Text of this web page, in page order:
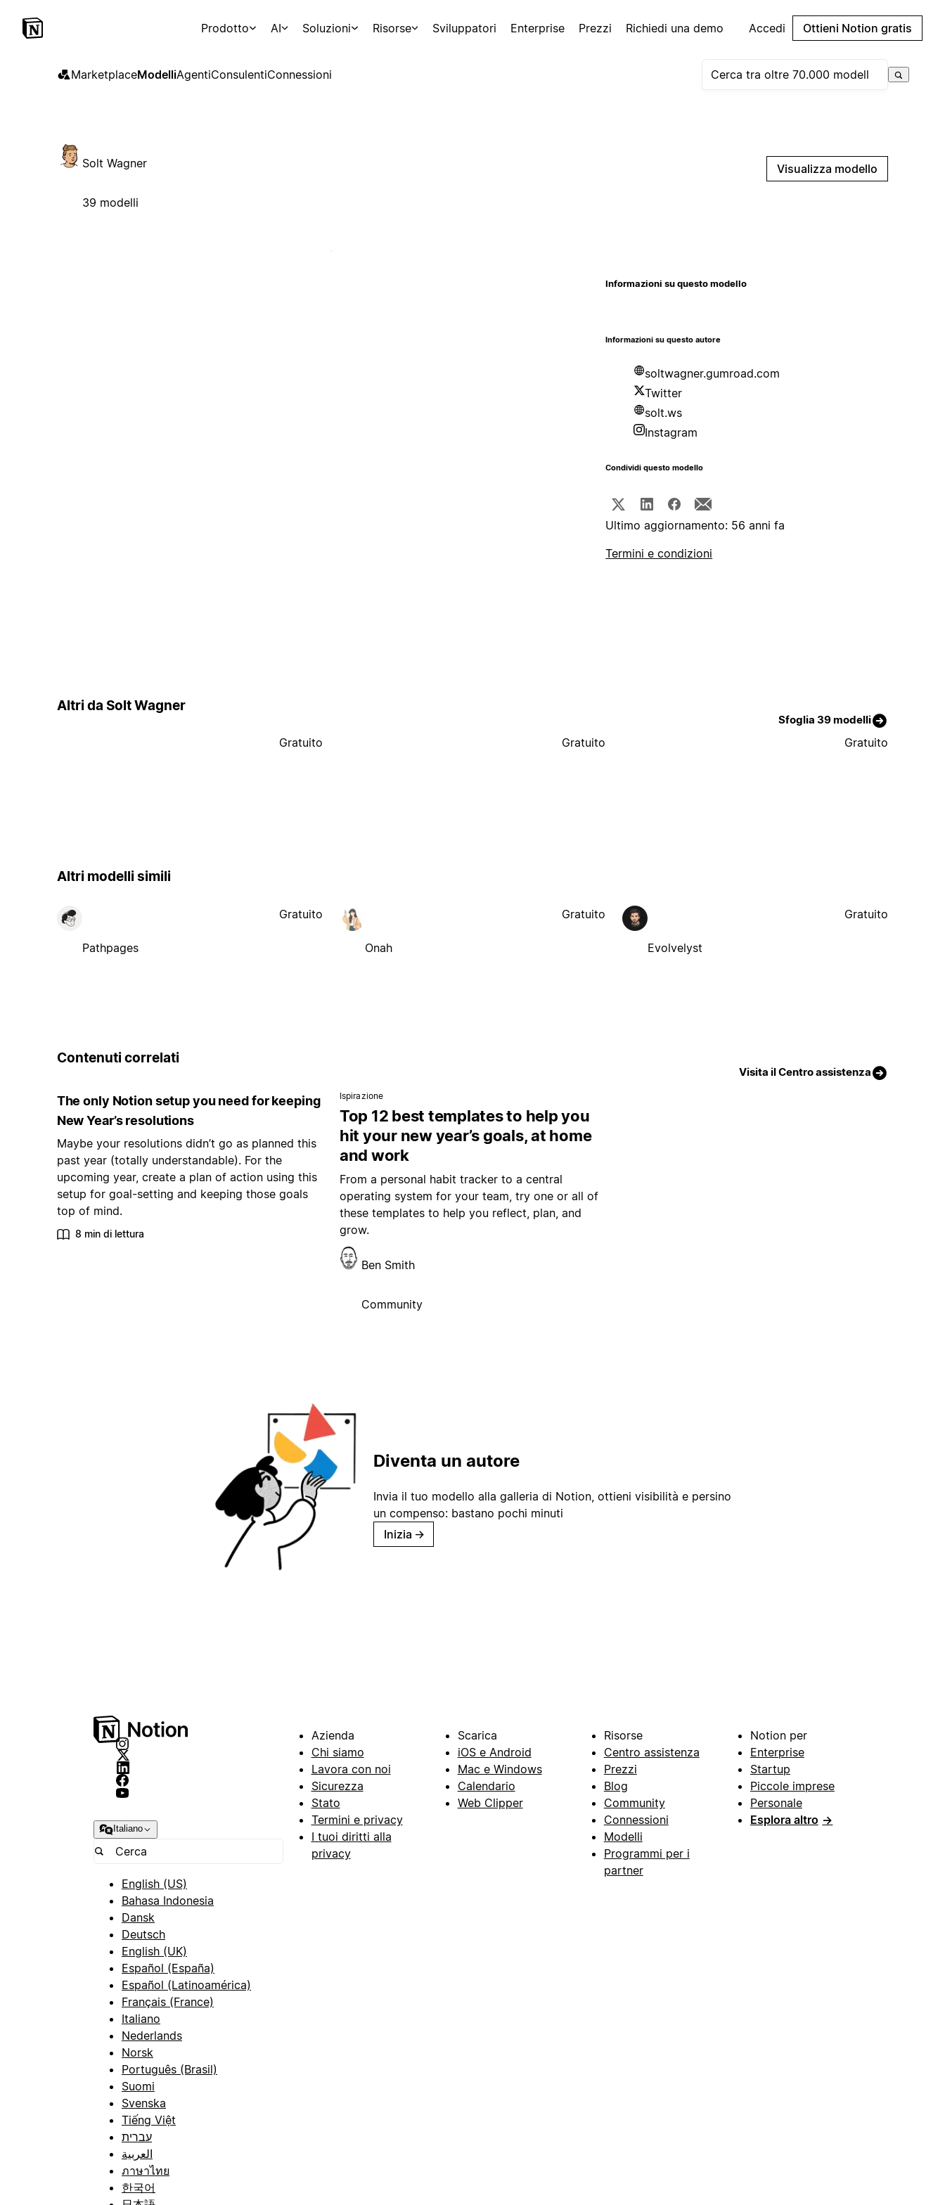
Prodotto AI Soluzioni Risorse Sviluppatori Enterprise Prezzi Richiedi una demo Accedi Ottieni Notion gratis
MarketplaceModelliAgentiConsulentiConnessioni
Solt Wagner
39 modelli
Visualizza modello
Informazioni su questo modello
Informazioni su questo autore
soltwagner.gumroad.com
Twitter
solt.ws
Instagram
Condividi questo modello
Ultimo aggiornamento: 56 anni fa
Termini e condizioni
Altri da Solt Wagner
Sfoglia 39 modelli
Gratuito Gratuito Gratuito
Altri modelli simili
Pathpages
Gratuito
Onah
Gratuito
Evolvelyst
Gratuito
Contenuti correlati
Visita il Centro assistenza
The only Notion setup you need for keeping
New Year’s resolutions
Maybe your resolutions didn’t go as planned this
past year (totally understandable). For the
upcoming year, create a plan of action using this
setup for goal-setting and keeping those goals
top of mind.
8 min di lettura
Ispirazione
Top 12 best templates to help you
hit your new year’s goals, at home
and work
From a personal habit tracker to a central
operating system for your team, try one or all of
these templates to help you reflect, plan, and
grow.
Ben Smith
Community
Diventa un autore
Invia il tuo modello alla galleria di Notion, ottieni visibilità e persino
un compenso: bastano pochi minuti
Inizia →
Italiano
English (US)
Bahasa Indonesia
Dansk
Deutsch
English (UK)
Español (España)
Español (Latinoamérica)
Français (France)
Italiano
Nederlands
Norsk
Português (Brasil)
Suomi
Svenska
Tiếng Việt
עברית
العربية
ภาษาไทย
한국어
Azienda
Chi siamo
Lavora con noi
Sicurezza
Stato
Termini e privacy
I tuoi diritti alla
privacy
Scarica
iOS e Android
Mac e Windows
Calendario
Web Clipper
Risorse
Centro assistenza
Prezzi
Blog
Community
Connessioni
Modelli
Programmi per i
partner
Notion per
Enterprise
Startup
Piccole imprese
Personale
Esplora altro →